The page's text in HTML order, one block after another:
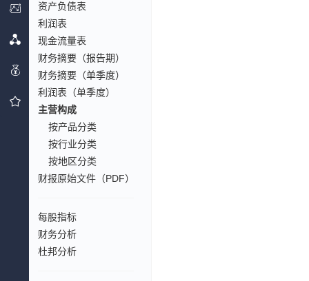
资产负债表
利润表
现金流量表
财务摘要（报告期）
财务摘要（单季度）
利润表（单季度）
主营构成
按产品分类
按行业分类
按地区分类
财报原始文件（PDF）
每股指标
财务分析
杜邦分析